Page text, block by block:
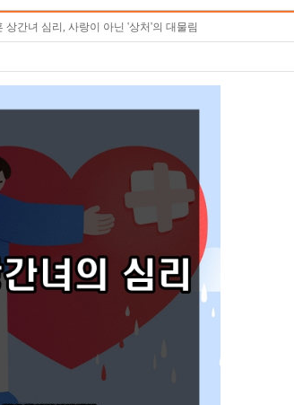
간녀 심리, 사랑이 아닌 '상처'의 대물림